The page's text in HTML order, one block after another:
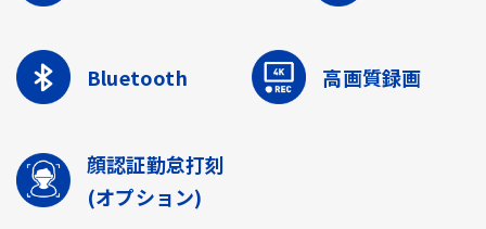
Bluetooth 高画質録画
顔認証勤怠打刻
(オプション)